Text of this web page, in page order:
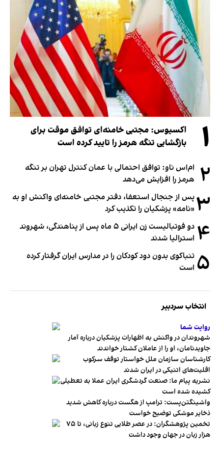
۱
اکسیوس: مجتبی خامنه‌ای توافق موقت برای
بازگشایی تنگه هرمز را تایید کرده است
۲ ام‌اس ناو: توافق احتمالی با عمان کنترل تهران بر تنگه
هرمز را افزایش می‌دهد
۳پس از جنجال استعفا، دفتر مجتبی خامنه‌ای واکنش او به
«نامه» پزشکیان را تکذیب کرد
۴
دو فوتبالیست زن ایرانی ۵ ماه پس از پناهندگی، شهروند
استرالیا شدند
۵ تنباکوی بدون دود کودکان را در مدارس ایران گرفتار کرده
است
انتخاب سردبیر
روایت شما
شهروندان در واکنش به اظهارات پزشکیان درباره آمار
جاویدنامان، او را از عاملان کشتار خواندند
کارشناسان سازمان ملل خواستار توقف سرکوب
اقلیت‌های اتنیکی در ایران شدند
نشریه پیام ما: صنعت گردشگری ایران عملا به تعطیلی
کشیده شده است
واشینگتن‌پست: ترامپ از هگست درباره کاهش شدید
ذخایر موشکی توضیح خواست
تخمین پژوهشگران: در عصر طلایی تنوع زبانی، تا ۷۵
هزار زبان در جهان وجود داشت